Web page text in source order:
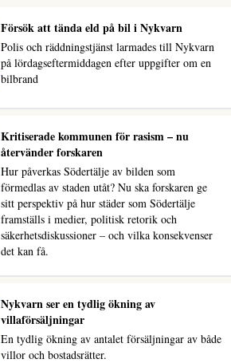
Försök att tända eld på bil i Nykvarn
Polis och räddningstjänst larmades till Nykvarn
på lördagseftermiddagen efter uppgifter om en
bilbrand
Kritiserade kommunen för rasism – nu
återvänder forskaren
Hur påverkas Södertälje av bilden som
förmedlas av staden utåt? Nu ska forskaren ge
sitt perspektiv på hur städer som Södertälje
framställs i medier, politisk retorik och
säkerhetsdiskussioner – och vilka konsekvenser
det kan få.
Nykvarn ser en tydlig ökning av
villaförsäljningar
En tydlig ökning av antalet försäljningar av både
villor och bostadsrätter.